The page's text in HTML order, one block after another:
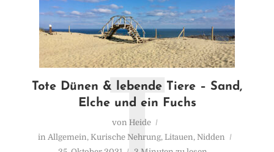
Tote Dünen & lebende Tiere – Sand,
Elche und ein Fuchs
von Heide
in Allgemein, Kurische Nehrung, Litauen, Nidden